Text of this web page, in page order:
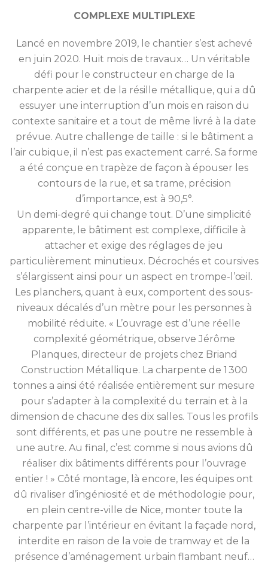
COMPLEXE MULTIPLEXE
Lancé en novembre 2019, le chantier s’est achevé
en juin 2020. Huit mois de travaux… Un véritable
défi pour le constructeur en charge de la
charpente acier et de la résille métallique, qui a dû
essuyer une interruption d’un mois en raison du
contexte sanitaire et a tout de même livré à la date
prévue. Autre challenge de taille : si le bâtiment a
l’air cubique, il n’est pas exactement carré. Sa forme
a été conçue en trapèze de façon à épouser les
contours de la rue, et sa trame, précision
d’importance, est à 90,5°.
Un demi-degré qui change tout. D’une simplicité
apparente, le bâtiment est complexe, difficile à
attacher et exige des réglages de jeu
particulièrement minutieux. Décrochés et coursives
s’élargissent ainsi pour un aspect en trompe-l’œil.
Les planchers, quant à eux, comportent des sous-
niveaux décalés d’un mètre pour les personnes à
mobilité réduite. « L’ouvrage est d’une réelle
complexité géométrique, observe Jérôme
Planques, directeur de projets chez Briand
Construction Métallique. La charpente de 1 300
tonnes a ainsi été réalisée entièrement sur mesure
pour s’adapter à la complexité du terrain et à la
dimension de chacune des dix salles. Tous les profils
sont différents, et pas une poutre ne ressemble à
une autre. Au final, c’est comme si nous avions dû
réaliser dix bâtiments différents pour l’ouvrage
entier ! » Côté montage, là encore, les équipes ont
dû rivaliser d’ingéniosité et de méthodologie pour,
en plein centre-ville de Nice, monter toute la
charpente par l’intérieur en évitant la façade nord,
interdite en raison de la voie de tramway et de la
présence d’aménagement urbain flambant neuf…